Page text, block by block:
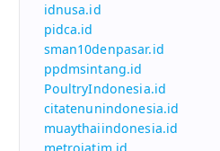
idnusa.id
pidca.id
sman10denpasar.id
ppdmsintang.id
PoultryIndonesia.id
citatenunindonesia.id
muaythaiindonesia.id